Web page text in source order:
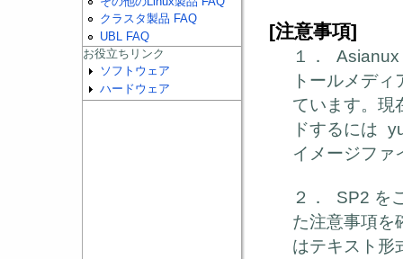
クラスタ製品 FAQ
UBL FAQ
お役立ちリンク
ソフトウェア
ハードウェア
[注意事項]
１．
トールメデ
ています。
ドするには
イメージファ
２． SP2 を
た注意事項
はテキスト形